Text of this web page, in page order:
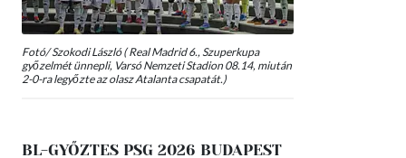
Fotó/ Szokodi László ( Real Madrid 6., Szuperkupa
győzelmét ünnepli, Varsó Nemzeti Stadion 08.14, miután
2-0-ra legyőzte az olasz Atalanta csapatát.)
BL-GYŐZTES PSG 2026 BUDAPEST